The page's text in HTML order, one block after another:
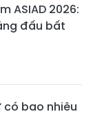
ASIAD 2026:
đấu bất
có bao nhiêu